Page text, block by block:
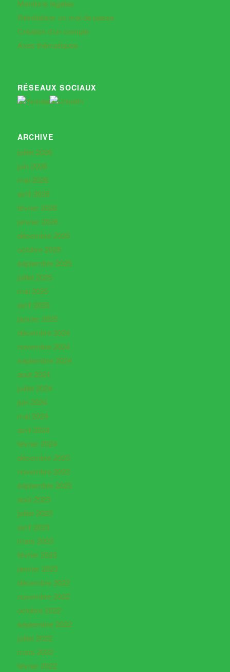
Mentions légales
Réinitialiser un mot de passe
Création d’un compte
Axes thématiques
RÉSEAUX SOCIAUX
ARCHIVE
juillet 2026
juin 2026
mai 2026
avril 2026
février 2026
janvier 2026
décembre 2025
octobre 2025
septembre 2025
juillet 2025
mai 2025
avril 2025
janvier 2025
décembre 2024
novembre 2024
septembre 2024
août 2024
juillet 2024
juin 2024
mai 2024
avril 2024
février 2024
décembre 2023
novembre 2023
septembre 2023
août 2023
juillet 2023
avril 2023
mars 2023
février 2023
janvier 2023
décembre 2022
novembre 2022
octobre 2022
septembre 2022
juillet 2022
mars 2022
février 2022